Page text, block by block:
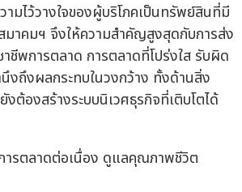
ามไว้วางใจของผู้บริโภคเป็นทรัพย์สินที่มี
าคมฯ จึงให้ความสำคัญสูงสุดกับการส่ง
ชีพการตลาด การตลาดที่โปร่งใส รับผิด
งถึงผลกระทบในวงกว้าง ทั้งด้านสิ่ง
ต้องสร้างระบบนิเวศธุรกิจที่เติบโตได้
รตลาดต่อเนื่อง ดูแลคุณภาพชีวิต